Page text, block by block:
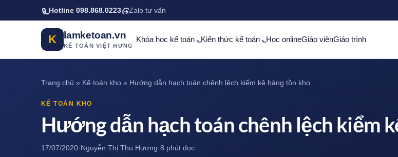
Bỏ qua tới nội dung chính
Hotline 098.868.0223 Zalo tư vấn
K lamketoan.vn
KẾ TOÁN VIỆT HƯNG
Khóa học kế toán Kiến thức kế toán Học onlineGiáo viênGiáo trình
Trang chủ » Kế toán kho » Hướng dẫn hạch toán chênh lệch kiểm kê hàng tồn kho
KẾ TOÁN KHO
Hướng dẫn hạch toán chênh lệch kiểm
17/07/2020·Nguyễn Thị Thu Hương·8 phút đọc